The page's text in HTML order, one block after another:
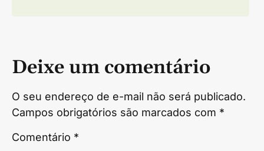
Deixe um comentário
O seu endereço de e-mail não será publicado.
Campos obrigatórios são marcados com *
Comentário *